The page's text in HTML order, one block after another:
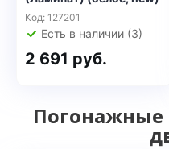
Код: 127201
Есть в наличии (3)
2 691 руб.
Погонажные